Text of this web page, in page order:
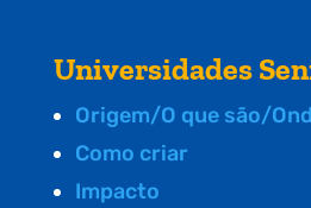
Universidades
Origem/O que são/
Como criar
Impacto